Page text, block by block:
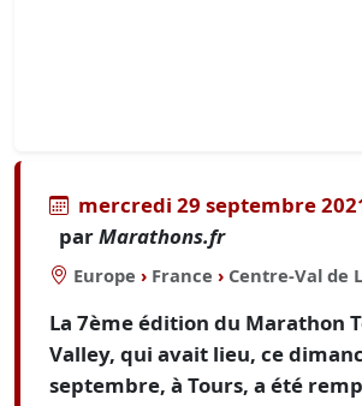
mercredi 29 septembre
parMarathons.fr
Europe › France › Centre-Val de
La 7ème édition du Marathon
Valley, qui avait lieu, ce
septembre, à Tours, a été